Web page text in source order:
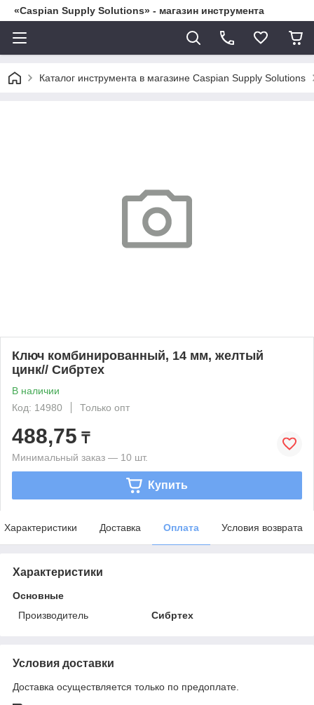
«Caspian Supply Solutions» - магазин инструмента
Каталог инструмента в магазине Caspian Supply Solutions
Ключ комбинированный, 14 мм, желтый
цинк// Сибртех
В наличии
Код: 14980
Только опт
488,75 ₸
Минимальный заказ — 10 шт.
Купить
Характеристики Доставка Оплата Условия возврата
Характеристики
Основные
Производитель
Сибртех
Условия доставки
Доставка осуществляется только по предоплате.